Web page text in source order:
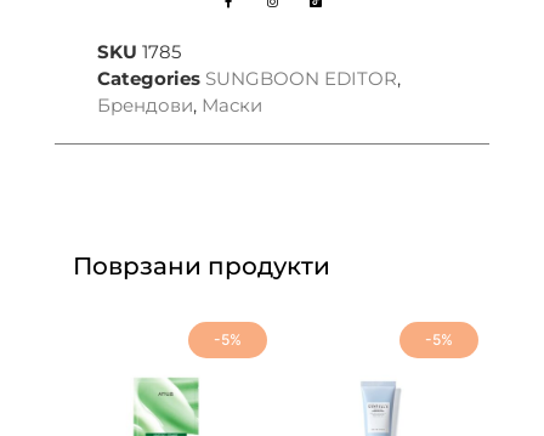
SKU 1785
Categories SUNGBOON EDITOR,
Брендови, Маски
Поврзани продукти
-5% -5%